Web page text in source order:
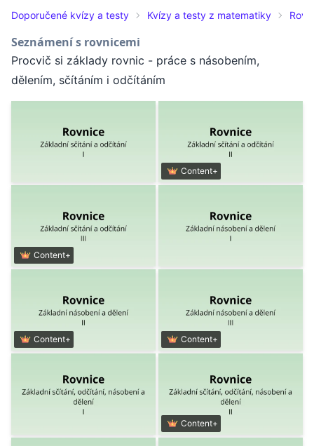
Doporučené kvízy a testy Kvízy a testy z matematiky
Seznámení s rovnicemi
Procvič si základy rovnic - práce s násobením,
dělením, sčítáním i odčítáním
Content+
Content+
Content+ Content+
Content+